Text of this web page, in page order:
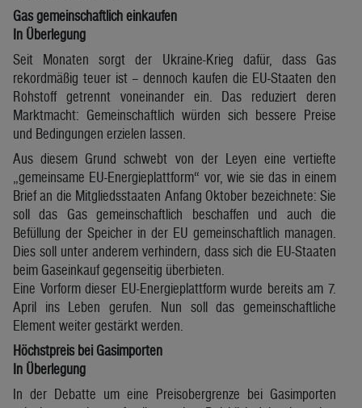
Gas gemeinschaftlich einkaufen
In Überlegung
Seit Monaten sorgt der Ukraine-Krieg dafür, dass Gas
rekordmäßig teuer ist – dennoch kaufen die EU-Staaten den
Rohstoff getrennt voneinander ein. Das reduziert deren
Marktmacht: Gemeinschaftlich würden sich bessere Preise
und Bedingungen erzielen lassen.
Aus diesem Grund schwebt von der Leyen eine vertiefte
„gemeinsame EU-Energieplattform“ vor, wie sie das in einem
Brief an die Mitgliedsstaaten Anfang Oktober bezeichnete: Sie
soll das Gas gemeinschaftlich beschaffen und auch die
Befüllung der Speicher in der EU gemeinschaftlich managen.
Dies soll unter anderem verhindern, dass sich die EU-Staaten
beim Gaseinkauf gegenseitig überbieten.
Eine Vorform dieser EU-Energieplattform wurde bereits am 7.
April ins Leben gerufen. Nun soll das gemeinschaftliche
Element weiter gestärkt werden.
Höchstpreis bei Gasimporten
In Überlegung
In der Debatte um eine Preisobergrenze bei Gasimporten